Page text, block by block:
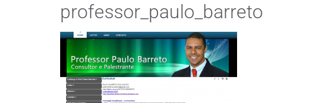
professor_paulo_barreto